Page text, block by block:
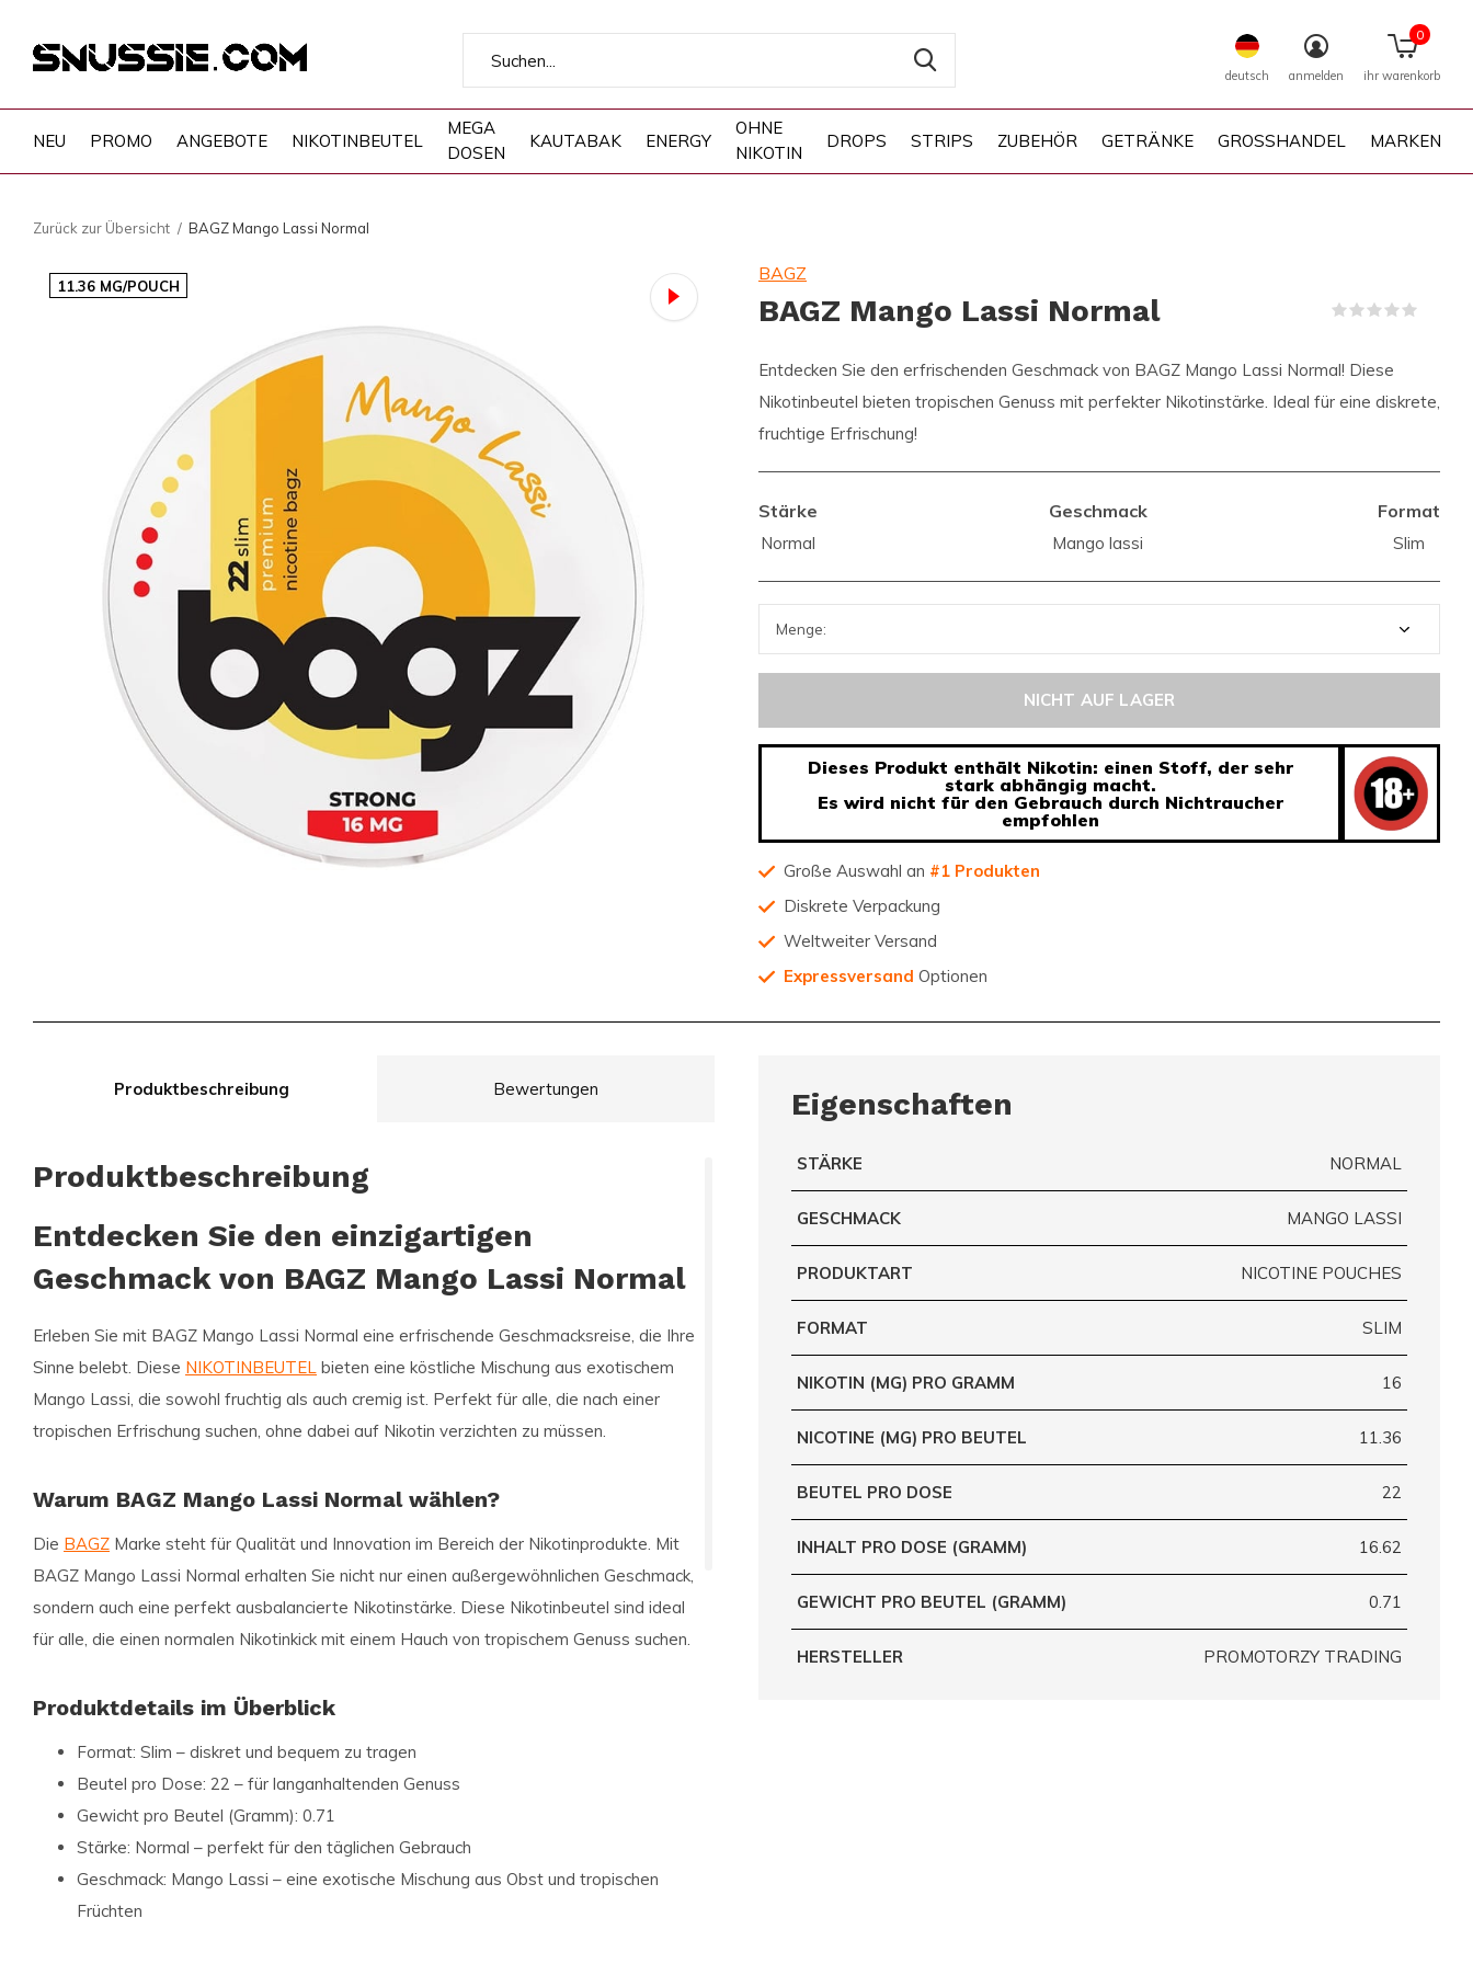
NEU PROMO ANGEBOTE NIKOTINBEUTEL
MEGA
DOSEN
KAUTABAK ENERGY
OHNE
NIKOTIN
DROPS STRIPS ZUBEHÖR GETRÄNKE GROSSHANDEL MARKEN
deutsch anmelden ihr warenkorb
0
Zurück zur Übersicht BAGZ Mango Lassi Normal
11.36 MG/POUCH
BAGZ
BAGZ Mango Lassi Normal
Entdecken Sie den erfrischenden Geschmack von BAGZ Mango Lassi Normal! Diese
Nikotinbeutel bieten tropischen Genuss mit perfekter Nikotinstärke. Ideal für eine diskrete,
fruchtige Erfrischung!
Stärke
Normal
Geschmack
Mango lassi
Format
Slim
NICHT AUF LAGER
Dieses Produkt enthält Nikotin: einen Stoff, der sehr
stark abhängig macht.
Es wird nicht für den Gebrauch durch Nichtraucher
empfohlen
Große Auswahl an #1 Produkten
Diskrete Verpackung
Weltweiter Versand
Expressversand Optionen
Produktbeschreibung Bewertungen
Produktbeschreibung
Entdecken Sie den einzigartigen
Geschmack von BAGZ Mango Lassi Normal
Erleben Sie mit BAGZ Mango Lassi Normal eine erfrischende Geschmacksreise, die Ihre
Sinne belebt. Diese NIKOTINBEUTEL bieten eine köstliche Mischung aus exotischem
Mango Lassi, die sowohl fruchtig als auch cremig ist. Perfekt für alle, die nach einer
tropischen Erfrischung suchen, ohne dabei auf Nikotin verzichten zu müssen.
Warum BAGZ Mango Lassi Normal wählen?
Die BAGZ Marke steht für Qualität und Innovation im Bereich der Nikotinprodukte. Mit
BAGZ Mango Lassi Normal erhalten Sie nicht nur einen außergewöhnlichen Geschmack,
sondern auch eine perfekt ausbalancierte Nikotinstärke. Diese Nikotinbeutel sind ideal
für alle, die einen normalen Nikotinkick mit einem Hauch von tropischem Genuss suchen.
Produktdetails im Überblick
Format: Slim – diskret und bequem zu tragen
Beutel pro Dose: 22 – für langanhaltenden Genuss
Gewicht pro Beutel (Gramm): 0.71
Stärke: Normal – perfekt für den täglichen Gebrauch
Geschmack: Mango Lassi – eine exotische Mischung aus Obst und tropischen
Früchten
Eigenschaften
STÄRKE NORMAL
GESCHMACK MANGO LASSI
PRODUKTART NICOTINE POUCHES
FORMAT SLIM
NIKOTIN (MG) PRO GRAMM 16
NICOTINE (MG) PRO BEUTEL 11.36
BEUTEL PRO DOSE 22
INHALT PRO DOSE (GRAMM) 16.62
GEWICHT PRO BEUTEL (GRAMM) 0.71
HERSTELLER PROMOTORZY TRADING